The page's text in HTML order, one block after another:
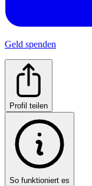
Geld spenden
Profil teilen
So funktioniert es